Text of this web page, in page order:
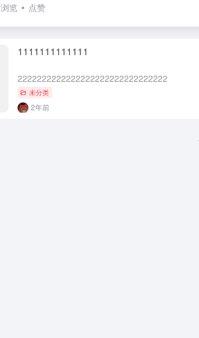
浏览 点赞
1111111111111
2222222222222222222222222222222
未分类
2年前